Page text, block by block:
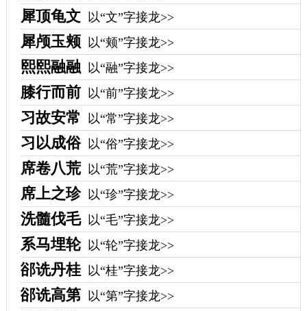
犀顶龟文 以“文”字接龙>>
犀颅玉颊 以“颊”字接龙>>
熙熙融融 以“融”字接龙>>
膝行而前 以“前”字接龙>>
习故安常 以“常”字接龙>>
习以成俗 以“俗”字接龙>>
席卷八荒 以“荒”字接龙>>
席上之珍 以“珍”字接龙>>
洗髓伐毛 以“毛”字接龙>>
系马埋轮 以“轮”字接龙>>
郤诜丹桂 以“桂”字接龙>>
郤诜高第 以“第”字接龙>>